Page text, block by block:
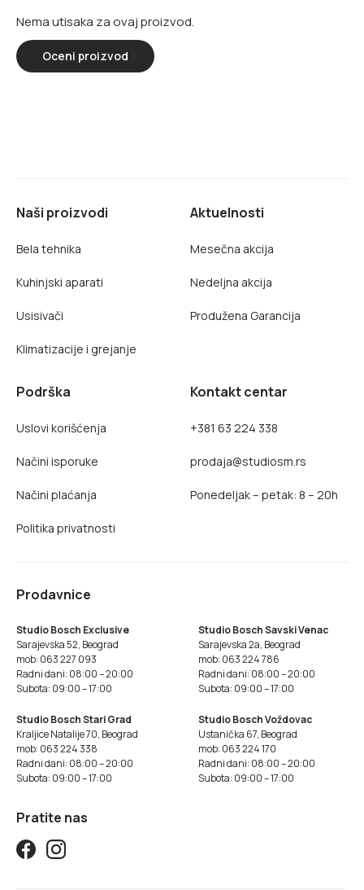
Nema utisaka za ovaj proizvod.
Oceni proizvod
Naši proizvodi
Bela tehnika
Kuhinjski aparati
Usisivači
Klimatizacije i grejanje
Aktuelnosti
Mesečna akcija
Nedeljna akcija
Produžena Garancija
Podrška
Uslovi korišćenja
Načini isporuke
Načini plaćanja
Politika privatnosti
Kontakt centar
+381 63 224 338
prodaja@studiosm.rs
Ponedeljak – petak: 8 – 20h
Prodavnice
Studio Bosch Exclusive
Sarajevska 52, Beograd
mob: 063 227 093
Radni dani: 08:00 – 20:00
Subota: 09:00 – 17:00
Studio Bosch Savski Venac
Sarajevska 2a, Beograd
mob: 063 224 786
Radni dani: 08:00 – 20:00
Subota: 09:00 – 17:00
Studio Bosch Stari Grad
Kraljice Natalije 70, Beograd
mob: 063 224 338
Radni dani: 08:00 – 20:00
Subota: 09:00 – 17:00
Studio Bosch Voždovac
Ustanička 67, Beograd
mob: 063 224 170
Radni dani: 08:00 – 20:00
Subota: 09:00 – 17:00
Pratite nas